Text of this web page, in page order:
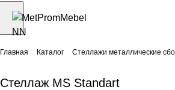
Главная Каталог Стеллажи металлические
Стеллаж MS Standart